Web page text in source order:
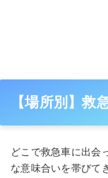
【場所別】救
どこで救急車に出会
な意味合いを帯びて